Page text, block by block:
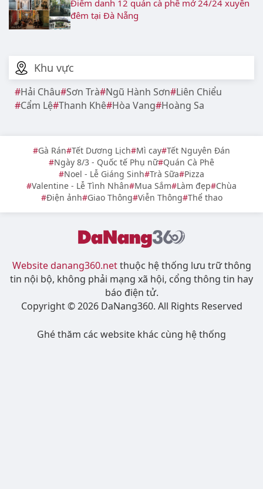
Khu vực
Hải Châu Sơn Trà Ngũ Hành Sơn Liên Chiểu
Cẩm Lệ Thanh Khê Hòa Vang Hoàng Sa
Điểm danh 12 quán cà phê mở 24/24 xuyên
đêm tại Đà Nẵng
Gà Rán Tết Dương Lịch Mì cay Tết Nguyên Đán
Ngày 8/3 - Quốc tế Phụ nữ Quán Cà Phê
Noel - Lễ Giáng Sinh Trà Sữa Pizza
Valentine - Lễ Tình Nhân Mua Sắm Làm đẹp Chùa
Điện ảnh Giao Thông Viễn Thông Thể thao
Website danang360.netthuộc hệ thống lưu trữ thông
tin nội bộ, không phải mạng xã hội, cổng thông tin hay
báo điện tử.
Copyright © 2026 DaNang360. All Rights Reserved
Ghé thăm các website khác cùng hệ thống